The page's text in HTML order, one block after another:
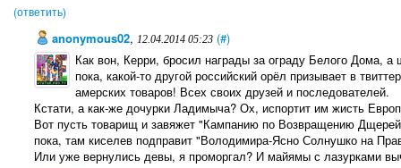
(ответить)
anonymous02, 12.04.2014 05:23 (#)
Как вон, Керри, бросил награды за ограду Белого Дома,
пока, какой-то другой российский орёл призывает в
амерских товаров! Всех своих друзей и последователей.
Кстати, а как-же дочурки Ладимыча? Ох, испортит им жисть
Вот пусть товарищ и завяжет "Кампанию по Возвращению
пока, там киселев подправит "Володимира-Ясно Солнушко на
Или уже вернулись девы, я проморгал? И майямы с лазурками